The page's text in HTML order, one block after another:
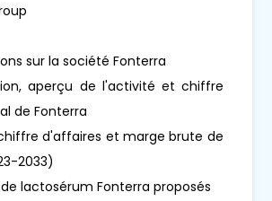
sur la société Fonterra
aperçu de l'activité et chiffre
de Fonterra
chiffre d'affaires et marge brute de
2033)
de lactosérum Fonterra proposés